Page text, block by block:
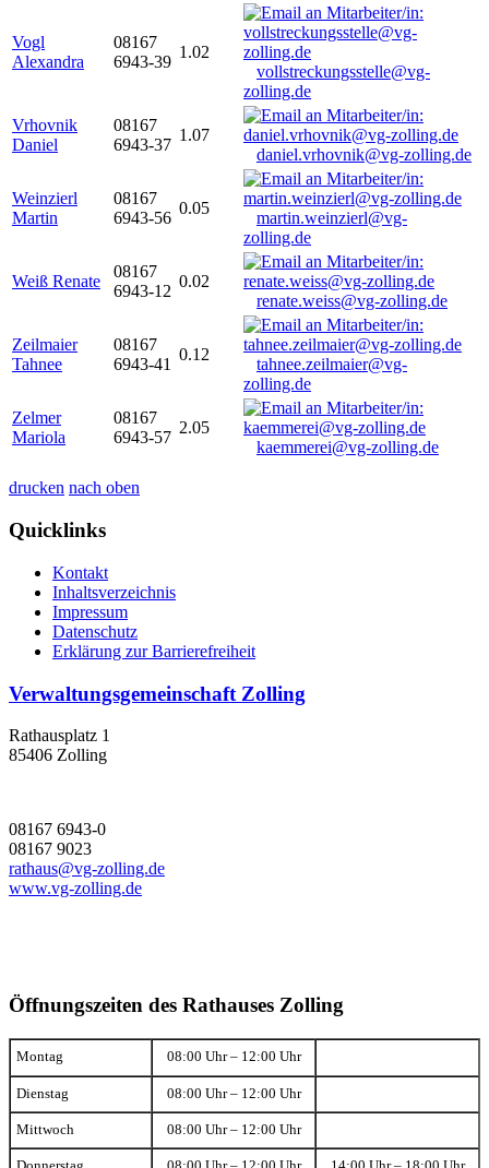
Vogl
Alexandra
08167
6943-39
1.02
vollstreckungsstelle@vg-
zolling.de
Vrhovnik
Daniel
08167
6943-37
1.07
daniel.vrhovnik@vg-zolling.de
Weinzierl
Martin
08167
6943-56
0.05
martin.weinzierl@vg-
zolling.de
Weiß Renate
08167
6943-12
0.02
renate.weiss@vg-zolling.de
Zeilmaier
Tahnee
08167
6943-41
0.12
tahnee.zeilmaier@vg-
zolling.de
Zelmer
Mariola
08167
6943-57
2.05
kaemmerei@vg-zolling.de
drucken nach oben
Quicklinks
Kontakt
Inhaltsverzeichnis
Impressum
Datenschutz
Erklärung zur Barrierefreiheit
Verwaltungsgemeinschaft Zolling
Rathausplatz 1
85406 Zolling
08167 6943-0
08167 9023
rathaus@vg-zolling.de
www.vg-zolling.de
Öffnungszeiten des Rathauses Zolling
Montag 08:00 Uhr – 12:00 Uhr
Dienstag 08:00 Uhr – 12:00 Uhr
Mittwoch 08:00 Uhr – 12:00 Uhr